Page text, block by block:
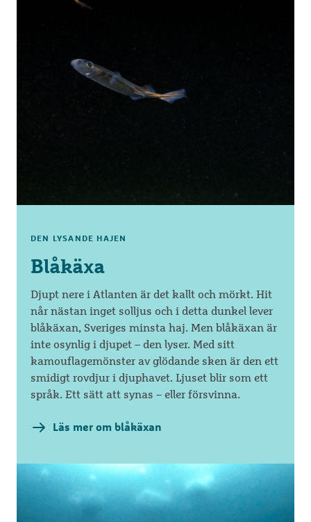
DEN LYSANDE HAJEN
Blåkäxa
Djupt nere i Atlanten är det kallt och mörkt. Hit
når nästan inget solljus och i detta dunkel lever
blåkäxan, Sveriges minsta haj. Men blåkäxan är
inte osynlig i djupet – den lyser. Med sitt
kamouflagemönster av glödande sken är den ett
smidigt rovdjur i djuphavet. Ljuset blir som ett
språk. Ett sätt att synas – eller försvinna.
Läs mer om blåkäxan